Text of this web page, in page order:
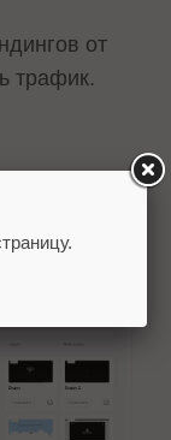
от
трафик.